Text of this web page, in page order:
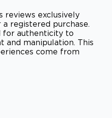
reviews exclusively
registered purchase.
for authenticity to
and manipulation. This
come from